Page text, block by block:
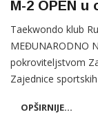
M-2 OPEN
Taekwondo klub
MEĐUNARODNO
pokroviteljstvom
Zajednice
OPŠIRNIJE...